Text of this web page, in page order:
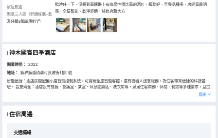
家庭旅遊
樂享三人間（舒適好眠+乾
濕分離+智能客控）
入住於2025年07月
臨時住一下，沒想到高速邊上有這麼性價比高的酒店，服務好，早餐品種多，房間寬敞明
亮，全屋智能，乾淨舒適，裝修典雅大方
神木國賓四季酒店
開業時間： 2022
地址：
錦界鎮棗稍溝村長城街1排1號
智能便捷：酒店房間配備小度智能控制系統，可實現全屋智能客控，還有機器人送餐服務，為住客帶來便捷的科技體
驗。 設施齊全：酒店設有餐廳、會議室、茶室、休息閲讀區、洗衣房等，滿足住客商務、休閒、餐飲等多種需求，且提
供免費停車、免費行李寄存等服務。 位置優越：酒店位於神木市錦界鎮，周邊有廣場、銀行、飯店、KTV等，出行和生
活都很方便。 高性價比：酒店價格實惠，且提供免費早餐，早餐品種豐富，多種選擇。住客評價整體超棒，認為其性價
響應客人需求，保潔人員也很盡職，為住客提供了良好的入住體驗。
展開
住宿周邊
交通樞紐